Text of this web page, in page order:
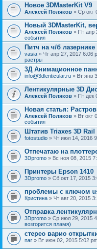
Новое 3DMasterKit V9
Алексей Поляков » Ср окт
Новый 3DMasterKit,
Алексей Поляков » Пт апр
события
Питч на ч/б лазернике
vasia » Чт апр 27, 2017 6:06
растры
3Д Анимационное
info@3dlenticular.ru » Вт янв
Лентикулярные 3D
Алексей Поляков » Пт дек
Новая статья:
Алексей Поляков » Вт окт
события
Штатив Triaxes 3D
fotostudio » Чт июл 14, 2016
Отпечатаю на
3Dpromo » Вс ноя 08, 2015
Принтеры Epson 1410
3Dpromo » Сб окт 17, 2015
проблемы с ключом
Кристина » Чт авг 20, 2015
Отправка
3Dpromo » Ср июл 29, 2015
возгорится пламя)
стерео варио
nar » Вт июн 02, 2015 5:02